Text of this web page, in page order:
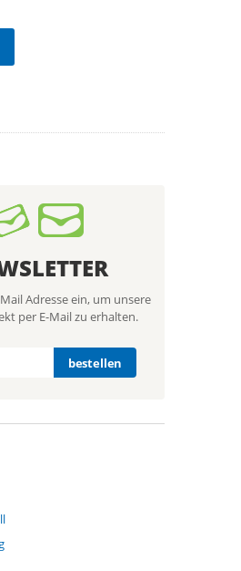
Adresse ein, um unsere
per E-Mail zu erhalten.